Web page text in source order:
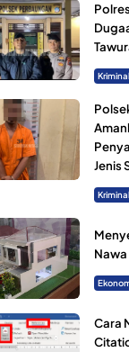
Kriminal
Jenis
Kriminal
Cara